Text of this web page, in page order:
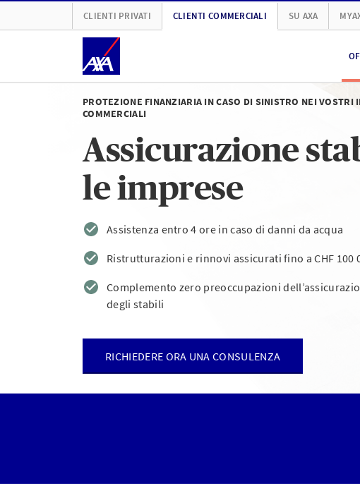
CLIENTI PRIVATI CLIENTI COMMERCIALI SU AXA
PROTEZIONE FINANZIARIA IN CASO DI SINISTRO NEI VOSTRI
COMMERCIALI
Assicurazione
le imprese
Assistenza entro 4 ore in caso di danni da acqua
Ristrutturazioni e rinnovi assicurati fino a CHF 100
Complemento zero preoccupazioni
degli stabili
RICHIEDERE ORA UNA CONSULENZA